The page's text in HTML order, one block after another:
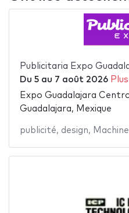
Publicitaria Expo
Du 5au 7 août 2026
Expo Guadalajara
Guadalajara, Mexique
publicité, design,